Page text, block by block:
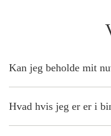
Kan jeg beholde mit
Hvad hvis jeg er er i